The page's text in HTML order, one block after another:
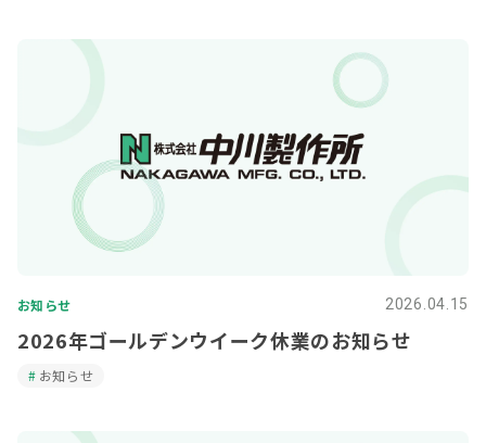
お知らせ 2026.04.15
2026年ゴールデンウイーク休業のお知らせ
お知らせ